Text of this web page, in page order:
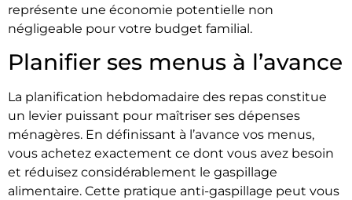
représente une économie potentielle non
négligeable pour votre budget familial.
Planifier ses menus à l’avance
La planification hebdomadaire des repas constitue
un levier puissant pour maîtriser ses dépenses
ménagères. En définissant à l’avance vos menus,
vous achetez exactement ce dont vous avez besoin
et réduisez considérablement le gaspillage
alimentaire. Cette pratique anti-gaspillage peut vous